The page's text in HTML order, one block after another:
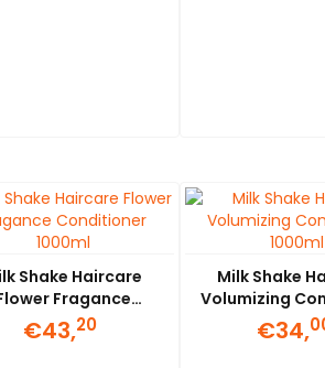
Shake Haircare
Fragance
1000ml
€43,20
Milk Shake
Volumizing
1000ml
€34,